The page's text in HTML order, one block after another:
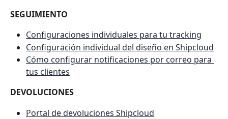
SEGUIMIENTO
Configuraciones individuales para tu tracking
Configuración individual del diseño en Shipcloud
Cómo configurar notificaciones por correo para
tus clientes
DEVOLUCIONES
Portal de devoluciones Shipcloud